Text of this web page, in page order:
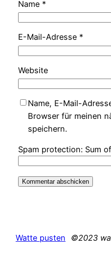
Name *
E-Mail-Adresse *
Website
Name, E-Mail-
Browser für meinen
speichern.
Spam protection: Sum
Watte pusten ©2023